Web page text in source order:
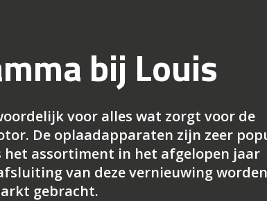
bij Louis
voor alles wat zorgt voor de
De oplaadapparaten zijn zeer
het assortiment in het afgelopen jaar
van deze vernieuwing
gebracht.